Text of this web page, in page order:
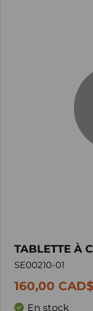
TABLETTE À
SE00210-01
160,00 CAD$
En stock